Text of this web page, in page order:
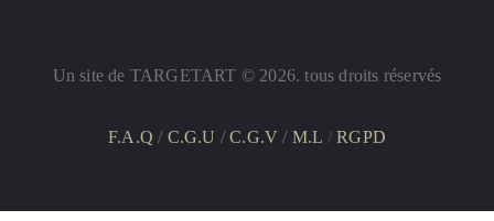
Un site de TARGETART © 2026. tous droits réservés
F.A.Q / C.G.U /C.G.V/ M.L /RGPD